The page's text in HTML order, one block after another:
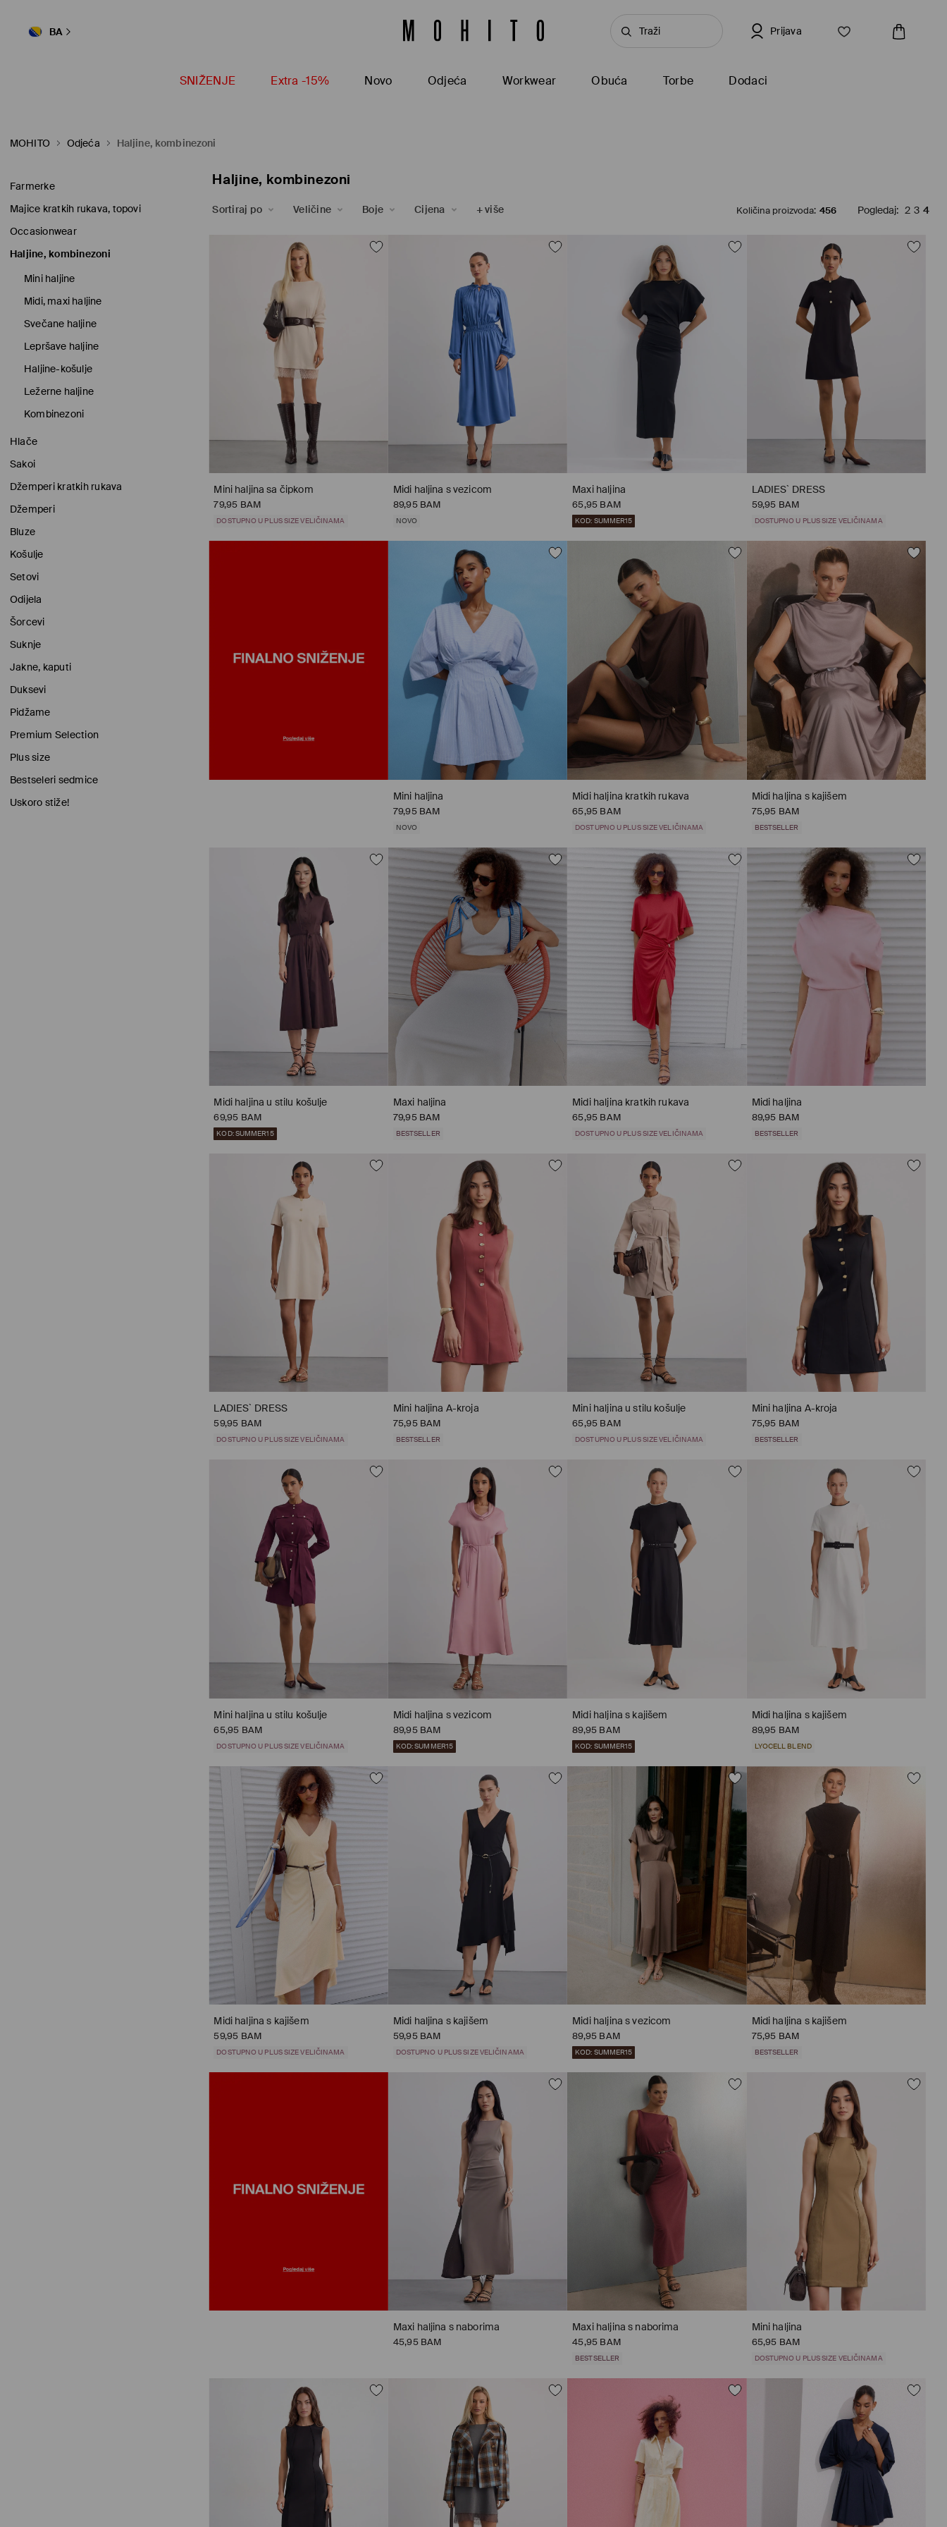
BA Prijava
SNIŽENJE Extra -15% Novo Odjeća Workwear Obuća Torbe Dodaci
MOHITO Odjeća Haljine, kombinezoni
Farmerke
Majice kratkih rukava, topovi
Occasionwear
Haljine, kombinezoni
Mini haljine
Midi, maxi haljine
Svečane haljine
Lepršave haljine
Haljine-košulje
Ležerne haljine
Kombinezoni
Hlače
Sakoi
Džemperi kratkih rukava
Džemperi
Bluze
Košulje
Setovi
Odijela
Šorcevi
Suknje
Jakne, kaputi
Duksevi
Pidžame
Premium Selection
Plus size
Bestseleri sedmice
Uskoro stiže!
Haljine, kombinezoni
Sortiraj po Veličine Boje Cijena +više Količina proizvoda: 456 Pogledaj: 2 3 4
Mini haljina sa čipkom
79,95 BAM
DOSTUPNO U PLUS SIZE VELIČINAMA
Midi haljina s vezicom
89,95 BAM
NOVO
Maxi haljina
65,95 BAM
KOD: SUMMER15
LADIES` DRESS
59,95 BAM
DOSTUPNO U PLUS SIZE VELIČINAMA
Mini haljina
79,95 BAM
NOVO
Midi haljina kratkih rukava
65,95 BAM
DOSTUPNO U PLUS SIZE VELIČINAMA
Midi haljina s kajišem
75,95 BAM
BESTSELLER
Midi haljina u stilu košulje
69,95 BAM
KOD: SUMMER15
Maxi haljina
79,95 BAM
BESTSELLER
Midi haljina kratkih rukava
65,95 BAM
DOSTUPNO U PLUS SIZE VELIČINAMA
Midi haljina
89,95 BAM
BESTSELLER
LADIES` DRESS
59,95 BAM
DOSTUPNO U PLUS SIZE VELIČINAMA
Mini haljina A-kroja
75,95 BAM
BESTSELLER
Mini haljina u stilu košulje
65,95 BAM
DOSTUPNO U PLUS SIZE VELIČINAMA
Mini haljina A-kroja
75,95 BAM
BESTSELLER
Mini haljina u stilu košulje
65,95 BAM
DOSTUPNO U PLUS SIZE VELIČINAMA
Midi haljina s vezicom
89,95 BAM
KOD: SUMMER15
Midi haljina s kajišem
89,95 BAM
KOD: SUMMER15
Midi haljina s kajišem
89,95 BAM
LYOCELL BLEND
Midi haljina s kajišem
59,95 BAM
DOSTUPNO U PLUS SIZE VELIČINAMA
Midi haljina s kajišem
59,95 BAM
DOSTUPNO U PLUS SIZE VELIČINAMA
Midi haljina s vezicom
89,95 BAM
KOD: SUMMER15
Midi haljina s kajišem
75,95 BAM
BESTSELLER
Maxi haljina s naborima
45,95 BAM
Maxi haljina s naborima
45,95 BAM
BESTSELLER
Mini haljina
65,95 BAM
DOSTUPNO U PLUS SIZE VELIČINAMA